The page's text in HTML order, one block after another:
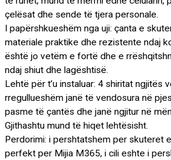
çelësat dhe sende të tjera personale.
I papërshkueshëm nga uji: çanta e
materiale praktike dhe rezistente ndaj
është jo vetëm e fortë dhe e
ndaj shiut dhe lagështisë.
Lehtë për t’u instaluar: 4 shiritat ngjitës
rregullueshëm janë të vendosura në
pasme të çantës dhe janë ngjitur në
Gjithashtu mund të hiqet lehtësisht.
Perdorimi: i pershtatshem per skuteret
perfekt per Mijia M365, i cili eshte i